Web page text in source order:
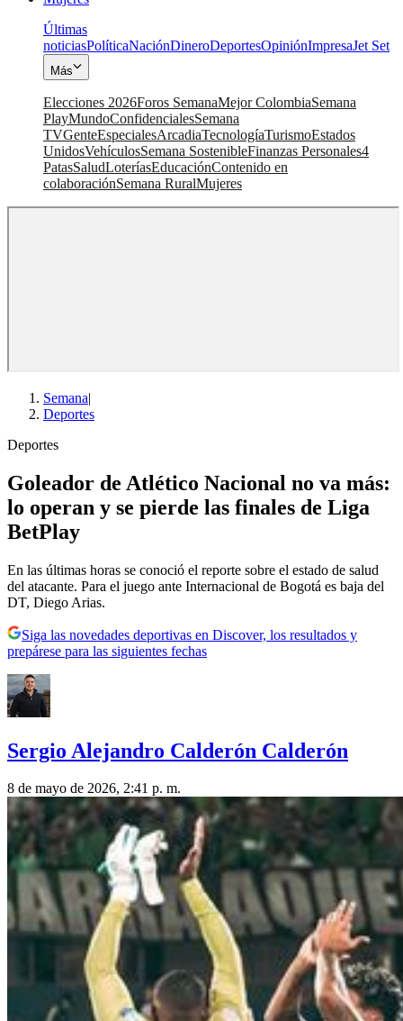
Últimas
noticiasPolíticaNaciónDineroDeportesOpiniónImpresaJet Set
Más
Elecciones 2026Foros SemanaMejor ColombiaSemana
PlayMundoConfidencialesSemana
TVGenteEspecialesArcadiaTecnologíaTurismoEstados
UnidosVehículosSemana SostenibleFinanzas Personales4
PatasSaludLoteríasEducaciónContenido en
colaboraciónSemana RuralMujeres
Semana|
Deportes
Deportes
Goleador de Atlético Nacional no va más:
lo operan y se pierde las finales de Liga
BetPlay
En las últimas horas se conoció el reporte sobre el estado de salud
del atacante. Para el juego ante Internacional de Bogotá es baja del
DT, Diego Arias.
Siga las novedades deportivas en Discover, los resultados y
prepárese para las siguientes fechas
Sergio Alejandro Calderón Calderón
8 de mayo de 2026, 2:41 p. m.